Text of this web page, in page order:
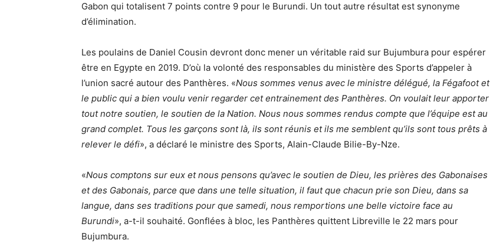
Gabon qui totalisent 7 points contre 9 pour le Burundi. Un tout autre résultat est synonyme
d’élimination.
Les poulains de Daniel Cousin devront donc mener un véritable raid sur Bujumbura pour espérer
être en Egypte en 2019. D’où la volonté des responsables du ministère des Sports d’appeler à
l’union sacré autour des Panthères. «Nous sommes venus avec le ministre délégué, la Fégafoot et
le public qui a bien voulu venir regarder cet entrainement des Panthères. On voulait leur apporter
tout notre soutien, le soutien de la Nation. Nous nous sommes rendus compte que l’équipe est au
grand complet. Tous les garçons sont là, ils sont réunis et ils me semblent qu’ils sont tous prêts à
relever le défi», a déclaré le ministre des Sports, Alain-Claude Bilie-By-Nze.
«Nous comptons sur eux et nous pensons qu’avec le soutien de Dieu, les prières des Gabonaises
et des Gabonais, parce que dans une telle situation, il faut que chacun prie son Dieu, dans sa
langue, dans ses traditions pour que samedi, nous remportions une belle victoire face au
Burundi», a-t-il souhaité. Gonflées à bloc, les Panthères quittent Libreville le 22 mars pour
Bujumbura.